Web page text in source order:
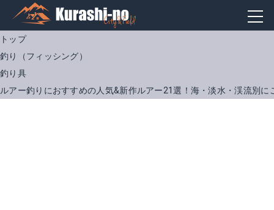
トップ
釣り（フィッシング）
釣り具
ルアー釣りにおすすめの人気&新作ルアー21選！海・淡水・渓流別に